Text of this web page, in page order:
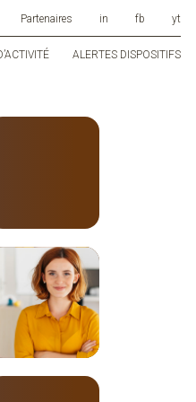
Partenaires in fb yt
ALERTES DISPOSITIFS